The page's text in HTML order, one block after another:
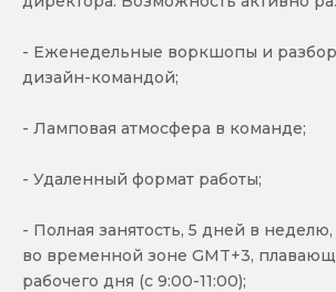
- Еженедельные воркшопы и
дизайн-командой;
- Ламповая атмосфера в команде;
- Удаленный формат работы;
- Полная занятость, 5 дней в
во временной зоне GMT+3,
рабочего дня (с 9:00-11:00);